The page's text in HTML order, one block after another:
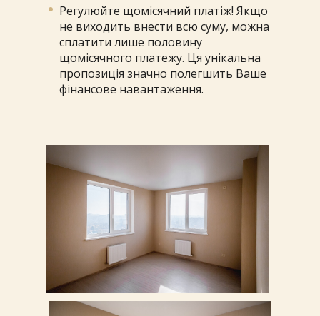
Регулюйте щомісячний платіж! Якщо
не виходить внести всю суму, можна
сплатити лише половину
щомісячного платежу. Ця унікальна
пропозиція значно полегшить Ваше
фінансове навантаження.